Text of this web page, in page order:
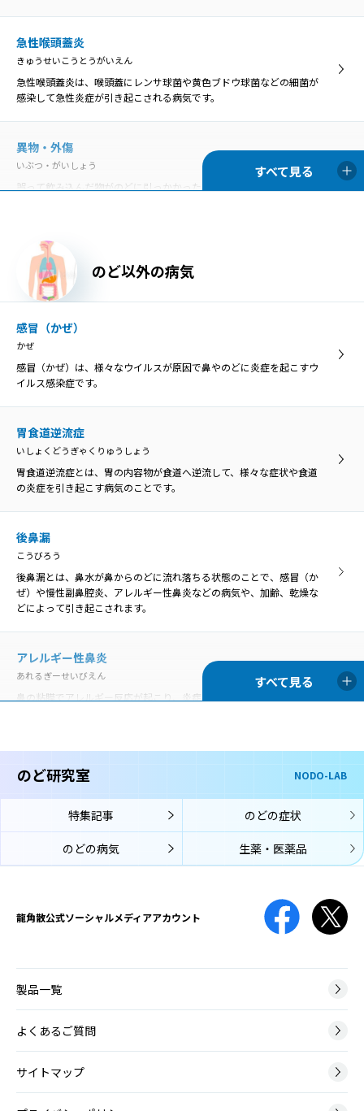
ドライマウスとも呼ばれています。
いしょくどうぎゃくりゅうしょう
の炎症を引き起こす病気のことです。
まんせいいんとうえん
慢性扁桃炎
まんせいへんとうえん
慢性扁桃炎は、扁桃の炎症が3カ月以上長期的に残ってしまう病気
で、症状が落ち着いている「慢性期」と急激に悪化する「急性増悪
期」に分けられます。
のどの違和感や異物感、閉塞感、圧迫感などを咽喉頭異常感と呼び、
原因がはっきり分かるものと、明らかな原因がないものに分けられま
す。
いんこうとうえん
口腔や鼻腔の奥にある咽頭と、首の真ん中あたりにある喉頭の両方で
炎症が起きることを咽喉頭炎といいます。
歯周病は、歯の周囲にプラーク（細菌の塊）が付着することが原因と
なって、歯茎に炎症が起きて赤くなったり、歯を支える骨が溶けて歯
がぐらぐらしたりする病気です。
舌苔
舌苔（ぜったい）とは、舌表面に付着した白い苔（こけ）のような物
です。真っ白ではなく灰白色、黄白色のこともあります。
口腔咽頭カンジダ
こうくういんとうかんじだ
ランスが崩れてしまった時などに、口腔内にカンジダ菌が増殖して口
腔咽頭カンジダ症を引き起こします。
膿栓
のうせん
のどの扁桃には多数のくぼみがあります。そのくぼみに細菌やウイル
スの死骸、食べかすなどがたまって形成される白っぽい塊が膿栓で
咽頭がん
急性喉頭蓋炎
きゅうせいこうとうがいえん
急性喉頭蓋炎は、喉頭蓋にレンサ球菌や黄色ブドウ球菌などの細菌が
感染して急性炎症が引き起こされる病気です。
異物・外傷
いぶつ・がいしょう
誤って飲み込んだ物がのどに引っかかった状態を「咽頭異物」とい
胃食道逆流症
いしょくどうぎゃくりゅうしょう
胃食道逆流症とは、胃の内容物が食道へ逆流して、様々な症状や食道
の炎症を引き起こす病気のことです。
咽喉頭異常感症
いんこうとういじょうかんしょう
のどの違和感や異物感、閉塞感、圧迫感などを咽喉頭異常感と呼び、
原因がはっきり分かるものと、明らかな原因がないものに分けられま
す。
咽喉頭炎
いんこうとうえん
口腔や鼻腔の奥にある咽頭と、首の真ん中あたりにある喉頭の両方で
炎症が起きることを咽喉頭炎といいます。
声帯麻痺
せいたいまひ
声帯の動きを司っている「反回神経」に麻痺がおこり、声帯の動きが
悪くなる状態です。
声帯萎縮
せいたいけっせつ
声帯結節は、声帯に結節（ペンだこのようなもの）ができて、声の変
化が起こる病気です。
声帯ポリープ
る炎症や大声を出した時などに、声帯の血管から出血して、その修復
過程で形成されます。
ポリープ様声帯
ぽりーぷようせいたい
ポリープ様声帯とは、声帯の左右両側が全体的にむくんだように腫れ
のど以外の病気
感冒（かぜ）
かぜ
感冒（かぜ）は、様々なウイルスが原因で鼻やのどに炎症を起こすウ
イルス感染症です。
胃食道逆流症
いしょくどうぎゃくりゅうしょう
胃食道逆流症とは、胃の内容物が食道へ逆流して、様々な症状や食道
の炎症を引き起こす病気のことです。
後鼻漏
こうびろう
後鼻漏とは、鼻水が鼻からのどに流れ落ちる状態のことで、感冒（か
ぜ）や慢性副鼻腔炎、アレルギー性鼻炎などの病気や、加齢、乾燥な
どによって引き起こされます。
アレルギー性鼻炎
あれるぎーせいびえん
鼻の粘膜でアレルギー反応が起こり、炎症を生じる病気です。通年性
喉頭アレルギー
喉頭アレルギーでは、鼻や口からアレルゲン（アレルギーの原因物
質）が入り、喉頭の粘膜に到達してそこでアレルギー反応が起こり、
のどの症状が生じます。
やくざいせい
治療のために薬の服用や点滴をしても、期待する効果以外の有害な反
様々です。
しんけいきんしっかん
病気です。
のど研究室 NODO-LAB
特集記事 のどの症状
のどの病気 生薬・医薬品
龍角散公式ソーシャルメディアアカウント
製品一覧
よくあるご質問
サイトマップ